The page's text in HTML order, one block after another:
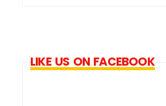
LIKE US ON FACEBOOK